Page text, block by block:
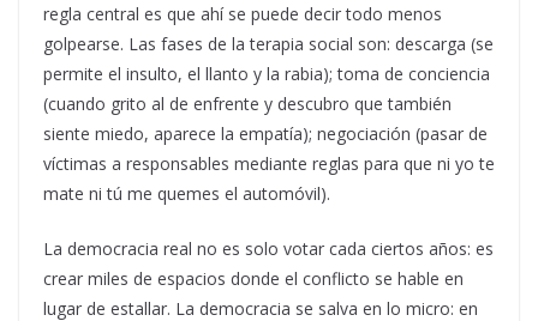
regla central es que ahí se puede decir todo menos
golpearse. Las fases de la terapia social son: descarga (se
permite el insulto, el llanto y la rabia); toma de conciencia
(cuando grito al de enfrente y descubro que también
siente miedo, aparece la empatía); negociación (pasar de
víctimas a responsables mediante reglas para que ni yo te
mate ni tú me quemes el automóvil).
La democracia real no es solo votar cada ciertos años: es
crear miles de espacios donde el conflicto se hable en
lugar de estallar. La democracia se salva en lo micro: en